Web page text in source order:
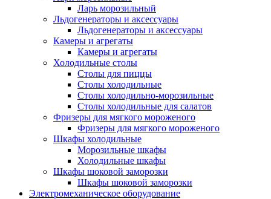
Ларь морозильный
Льдогенераторы и аксессуары
Льдогенераторы и аксессуары
Камеры и агрегаты
Камеры и агрегаты
Холодильные столы
Столы для пиццы
Столы холодильные
Столы холодильно-морозильные
Столы холодильные для салатов
Фризеры для мягкого мороженого
Фризеры для мягкого мороженого
Шкафы холодильные
Mорозильные шкафы
Холодильные шкафы
Шкафы шоковой заморозки
Шкафы шоковой заморозки
Электромеханическое оборудование